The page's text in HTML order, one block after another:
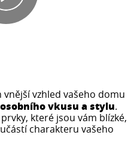
vnější vzhled vašeho domu
vkusu a stylu.
které jsou vám blízké,
charakteru vašeho